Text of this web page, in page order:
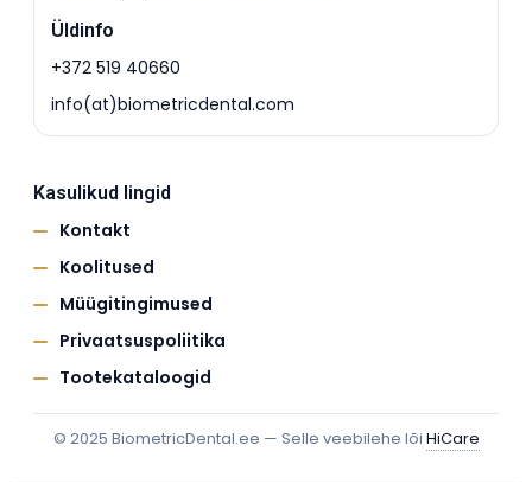
Üldinfo
+372 519 40660
info(at)biometricdental.com
Kasulikud lingid
Kontakt
Koolitused
Müügitingimused
Privaatsuspoliitika
Tootekataloogid
© 2025 BiometricDental.ee — Selle veebilehe lõi HiCare